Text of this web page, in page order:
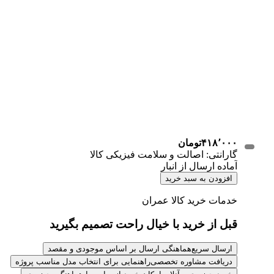
۴۱۸٬۰۰۰تومان
گارانتی: اصالت و سلامت فیزیکی کالا
آماده ارسال از انبار
افزودن به سبد خرید
خدمات خرید کالا عمران
قبل از خرید با خیال راحت تصمیم بگیرید
ارسال سریعهماهنگی ارسال بر اساس موجودی و مقصد
دریافت مشاوره تخصصیراهنمایی برای انتخاب مدل مناسب پروژه